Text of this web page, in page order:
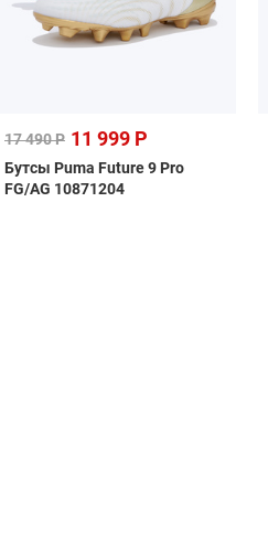
17 490 Р 11 999 Р
Бутсы Puma Future 9 Pro
FG/AG 10871204